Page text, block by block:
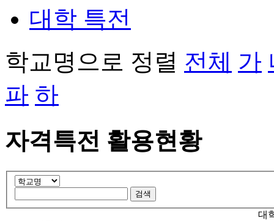
대학 특전
학교명으로 정렬 전체 가
파 하
자격특전 활용현황
대